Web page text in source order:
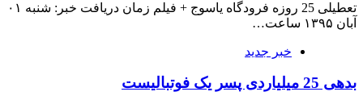
تعطیلی 25 روزه فرودگاه یاسوج + فیلم زمان دریافت خبر: شنبه ۰۱
آبان ۱۳۹۵ ساعت…
خبر جدید
بدهی 25 میلیاردی پسر یک فوتبالیست